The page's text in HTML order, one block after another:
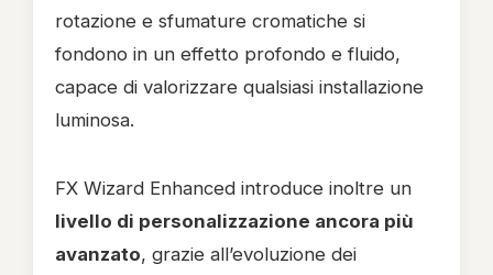
rotazione e sfumature cromatiche si
fondono in un effetto profondo e fluido,
capace di valorizzare qualsiasi installazione
luminosa.
FX Wizard Enhanced introduce inoltre un
livello di personalizzazione ancora più
avanzato, grazie all’evoluzione dei